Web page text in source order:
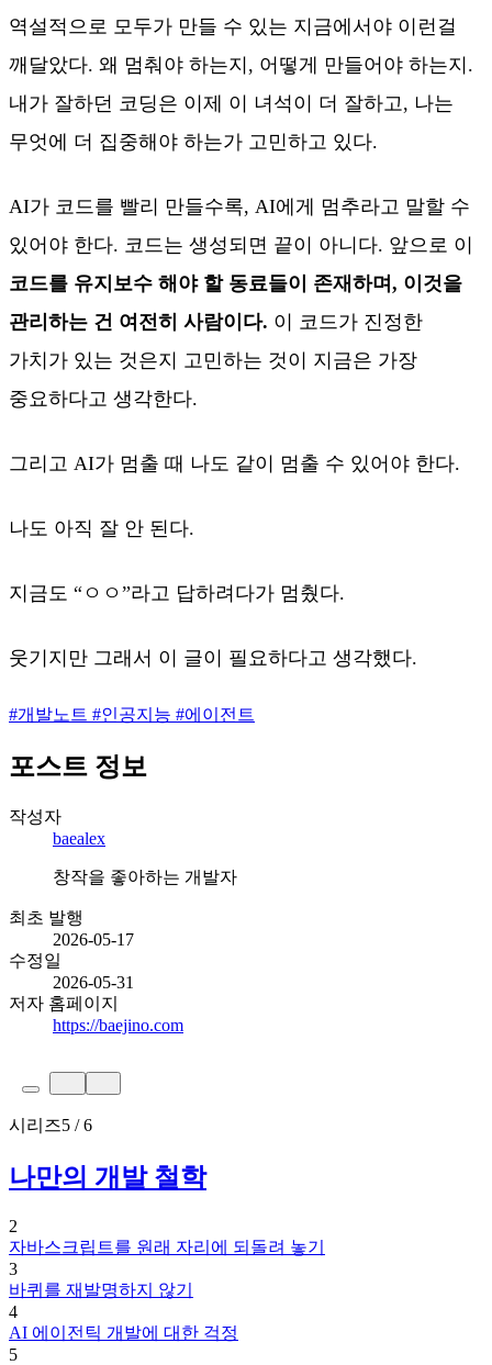
역설적으로 모두가 만들 수 있는 지금에서야 이런걸
깨달았다. 왜 멈춰야 하는지, 어떻게 만들어야 하는지.
내가 잘하던 코딩은 이제 이 녀석이 더 잘하고, 나는
무엇에 더 집중해야 하는가 고민하고 있다.
AI가 코드를 빨리 만들수록, AI에게 멈추라고 말할 수
있어야 한다. 코드는 생성되면 끝이 아니다. 앞으로 이
코드를 유지보수 해야 할 동료들이 존재하며, 이것을
관리하는 건 여전히 사람이다. 이 코드가 진정한
가치가 있는 것은지 고민하는 것이 지금은 가장
중요하다고 생각한다.
그리고 AI가 멈출 때 나도 같이 멈출 수 있어야 한다.
나도 아직 잘 안 된다.
지금도 “ㅇㅇ”라고 답하려다가 멈췄다.
웃기지만 그래서 이 글이 필요하다고 생각했다.
#개발노트 #인공지능 #에이전트
포스트 정보
작성자
baealex
창작을 좋아하는 개발자
최초 발행
2026-05-17
수정일
2026-05-31
저자 홈페이지
https://baejino.com
시리즈5 / 6
나만의 개발 철학
2
자바스크립트를 원래 자리에 되돌려 놓기
3
바퀴를 재발명하지 않기
4
AI 에이전틱 개발에 대한 걱정
5